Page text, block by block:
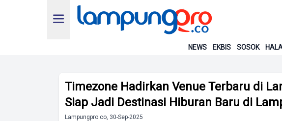
NEWS EKBIS SOSOK
Timezone Hadirkan Venue Terbaru di
Siap Jadi Destinasi Hiburan Baru di
Lampungpro.co, 30-Sep-2025